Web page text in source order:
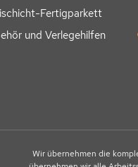
Fertigparkett
und Verlegehilfen
Wir übernehmen die